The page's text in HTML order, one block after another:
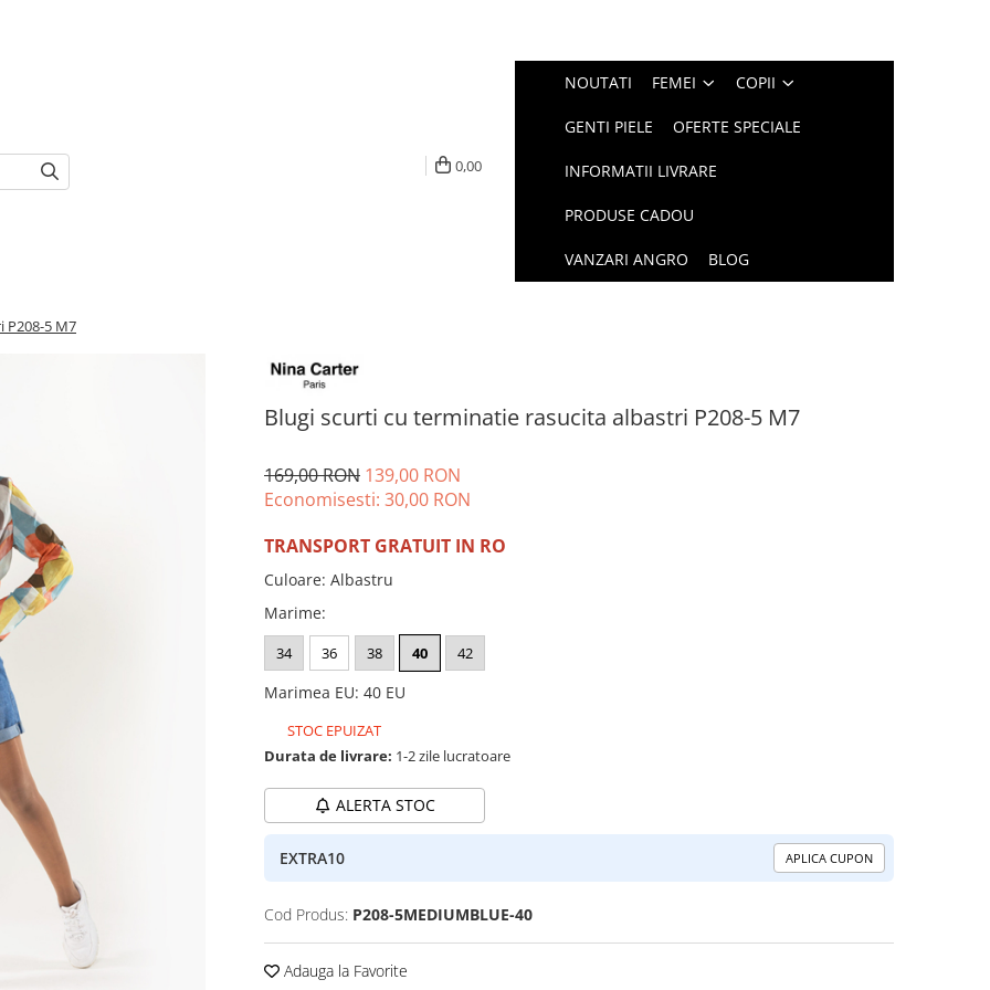
0,00
NOUTATI FEMEI COPII
GENTI PIELE OFERTE SPECIALE
INFORMATII LIVRARE
PRODUSE CADOU
VANZARI ANGRO BLOG
P208-5 M7
Blugi scurti cu terminatie rasucita albastri P208-5 M7
169,00 RON 139,00 RON
Economisesti: 30,00 RON
TRANSPORT GRATUIT IN RO
Culoare: Albastru
Marime:
34 36 38 40 42
Marimea EU: 40 EU
STOC EPUIZAT
Durata de livrare: 1-2 zile lucratoare
ALERTA STOC
EXTRA10 APLICA CUPON
Cod Produs: P208-5MEDIUMBLUE-40
Adauga la Favorite